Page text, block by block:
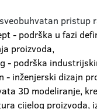
pristup
- podrška u fazi
proizvoda,
- podrška
- inženjerski dizajn
3D modeliranje,
cijelog proizvoda,